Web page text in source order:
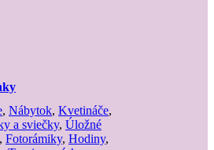
, Nábytok, Kvetináče,
a sviečky, Úložné
, Fotorámiky, Hodiny,